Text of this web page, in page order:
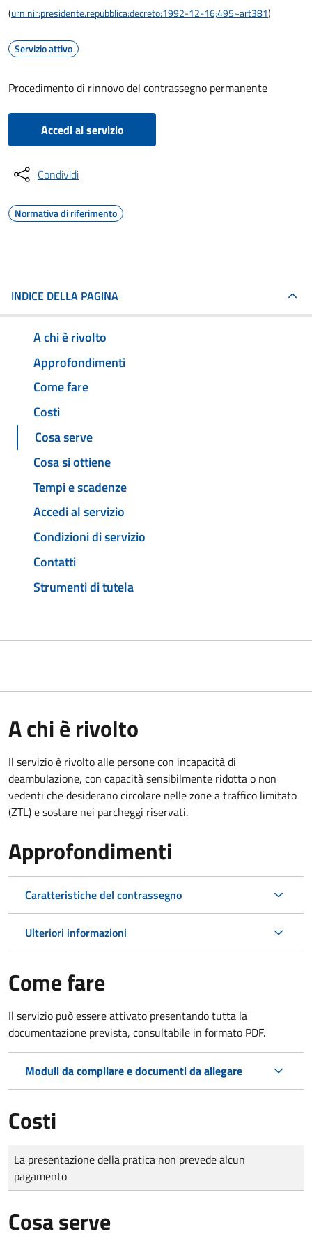
(urn:nir:presidente.repubblica:decreto:1992-12-16;495~art381)
Servizio attivo
Procedimento di rinnovo del contrassegno permanente
Accedi al servizio
Condividi
Normativa di riferimento
INDICE DELLA PAGINA
A chi è rivolto
Approfondimenti
Come fare
Costi
Cosa serve
Cosa si ottiene
Tempi e scadenze
Accedi al servizio
Condizioni di servizio
Contatti
Strumenti di tutela
A chi è rivolto
Il servizio è rivolto alle persone con incapacità di
deambulazione, con capacità sensibilmente ridotta o non
vedenti che desiderano circolare nelle zone a traffico limitato
(ZTL) e sostare nei parcheggi riservati.
Approfondimenti
Caratteristiche del contrassegno
Ulteriori informazioni
Come fare
Il servizio può essere attivato presentando tutta la
documentazione prevista, consultabile in formato PDF.
Moduli da compilare e documenti da allegare
Costi
Tipo di pagamento
Importo
La presentazione della pratica non prevede alcun
pagamento
Cosa serve